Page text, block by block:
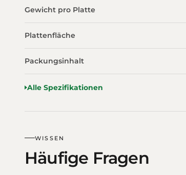
Gewicht pro Platte
Plattenfläche
Packungsinhalt
Alle Spezifikationen
WISSEN
Häufige Fragen